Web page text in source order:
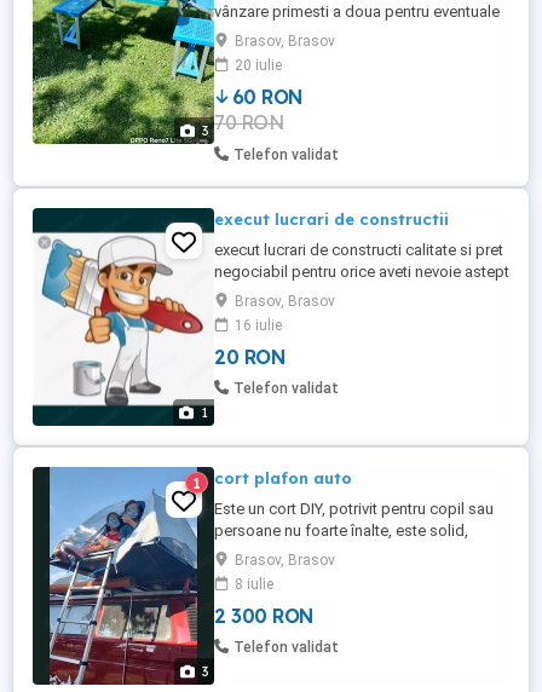
3
vânzare primesti a doua pentru eventuale
piese schimb.
Brasov, Brasov
20 iulie
60 RON
70 RON
Telefon validat
1
execut lucrari de constructii
execut lucrari de constructi calitate si pret
negociabil pentru orice aveti nevoie astept
mesajele dvs
Brasov, Brasov
16 iulie
20 RON
Telefon validat
3
1 cort plafon auto
Este un cort DIY, potrivit pentru copil sau
persoane nu foarte înalte, este solid,
impermeabil (testat pe ploaie în munții
Apuseni) și vine dotat cu scara pliabilă
aferentă. Salteaua gonflabilă este inclusă
Brasov, Brasov
8 iulie
2 300 RON
Telefon validat